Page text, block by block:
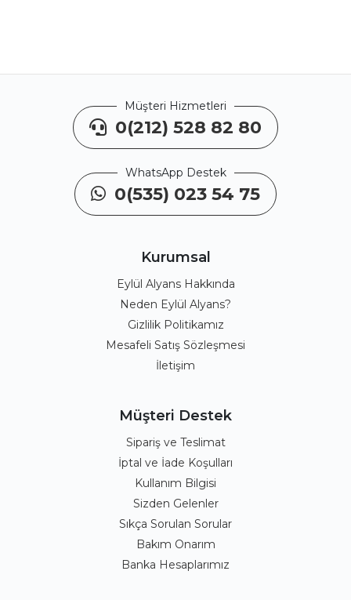
Müşteri Hizmetleri
0(212) 528 82 80
WhatsApp Destek
0(535) 023 54 75
Kurumsal
Eylül Alyans Hakkında
Neden Eylül Alyans?
Gizlilik Politikamız
Mesafeli Satış Sözleşmesi
İletişim
Müşteri Destek
Sipariş ve Teslimat
İptal ve İade Koşulları
Kullanım Bilgisi
Sizden Gelenler
Sıkça Sorulan Sorular
Bakım Onarım
Banka Hesaplarımız